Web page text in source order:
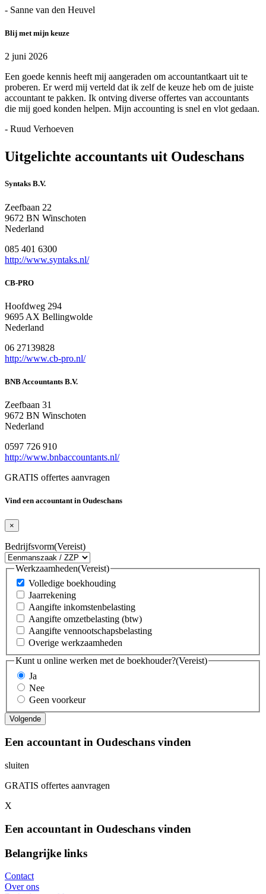
- Sanne van den Heuvel
Blij met mijn keuze
2 juni 2026
Een goede kennis heeft mij aangeraden om accountantkaart uit te
proberen. Er werd mij verteld dat ik zelf de keuze heb om de juiste
accountant te pakken. Ik ontving diverse offertes van accountants
die mij goed konden helpen. Mijn accounting is snel en vlot gedaan.
- Ruud Verhoeven
Uitgelichte accountants uit Oudeschans
Syntaks B.V.
Zeefbaan 22
9672 BN Winschoten
Nederland
085 401 6300
http://www.syntaks.nl/
CB-PRO
Hoofdweg 294
9695 AX Bellingwolde
Nederland
06 27139828
http://www.cb-pro.nl/
BNB Accountants B.V.
Zeefbaan 31
9672 BN Winschoten
Nederland
0597 726 910
http://www.bnbaccountants.nl/
GRATIS offertes aanvragen
Vind een accountant in Oudeschans
×
Bedrijfsvorm(Vereist)
Werkzaamheden(Vereist)
Volledige boekhouding
Jaarrekening
Aangifte inkomstenbelasting
Aangifte omzetbelasting (btw)
Aangifte vennootschapsbelasting
Overige werkzaamheden
Kunt u online werken met de boekhouder?(Vereist)
Ja
Nee
Geen voorkeur
Een accountant in Oudeschans vinden
sluiten
GRATIS offertes aanvragen
X
Een accountant in Oudeschans vinden
Belangrijke links
Contact
Over ons